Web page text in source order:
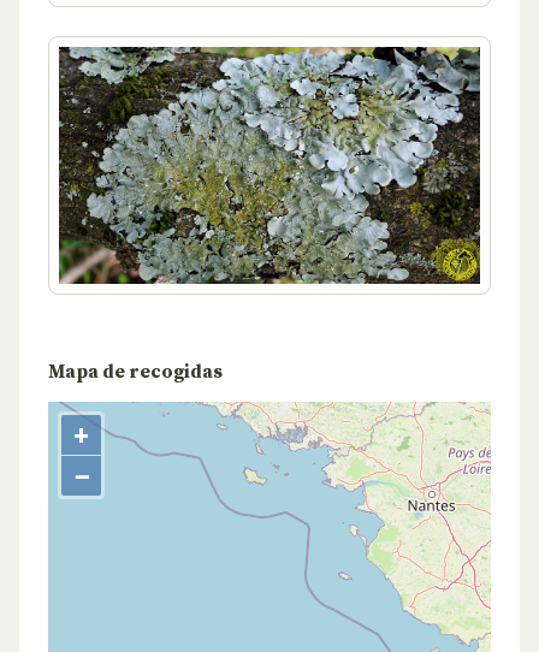
Mapa de recogidas
+
−